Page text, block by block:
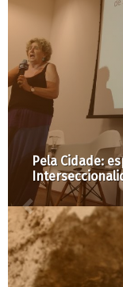
A Cidade é
para as